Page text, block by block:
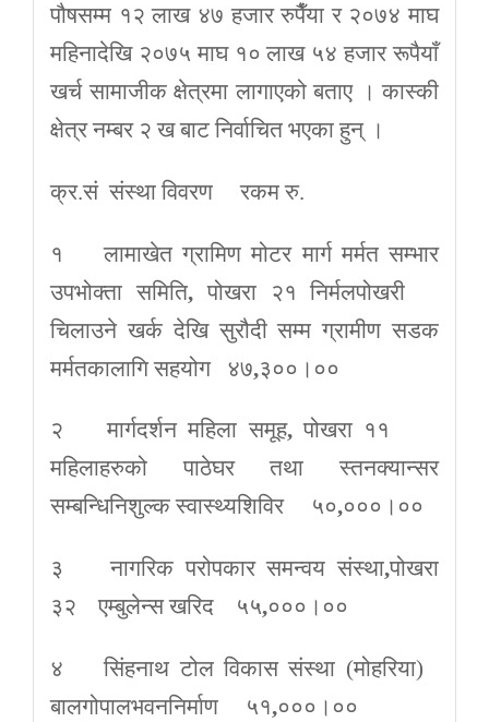
पौषसम्म १२ लाख ४७ हजार रुपैँया र २०७४ माघ
महिनादेखि २०७५ माघ १० लाख ५४ हजार रूपैयाँ
खर्च सामाजीक क्षेत्रमा लागाएको बताए । कास्की
क्षेत्र नम्बर २ ख बाट निर्वाचित भएका हुन् ।
क्र.सं संस्था विवरण रकम रु.
१ लामाखेत ग्रामिण मोटर मार्ग मर्मत सम्भार
उपभोक्ता समिति,पोखरा २१ निर्मलपोखरी
चिलाउने खर्क देखि सुरौदी सम्म ग्रामीण सडक
मर्मतकालागि सहयोग ४७,३००।००
२ मार्गदर्शन महिला समूह,पोखरा ११
महिलाहरुको पाठेघर तथा स्तनक्यान्सर
सम्बन्धिनिशुल्क स्वास्थ्यशिविर ५०,०००।००
३ नागरिक परोपकार समन्वय संस्था,पोखरा
३२ एम्बुलेन्स खरिद ५५,०००।००
४ सिंहनाथ टोल विकास संस्था (मोहरिया)
बालगोपालभवननिर्माण ५१,०००।००